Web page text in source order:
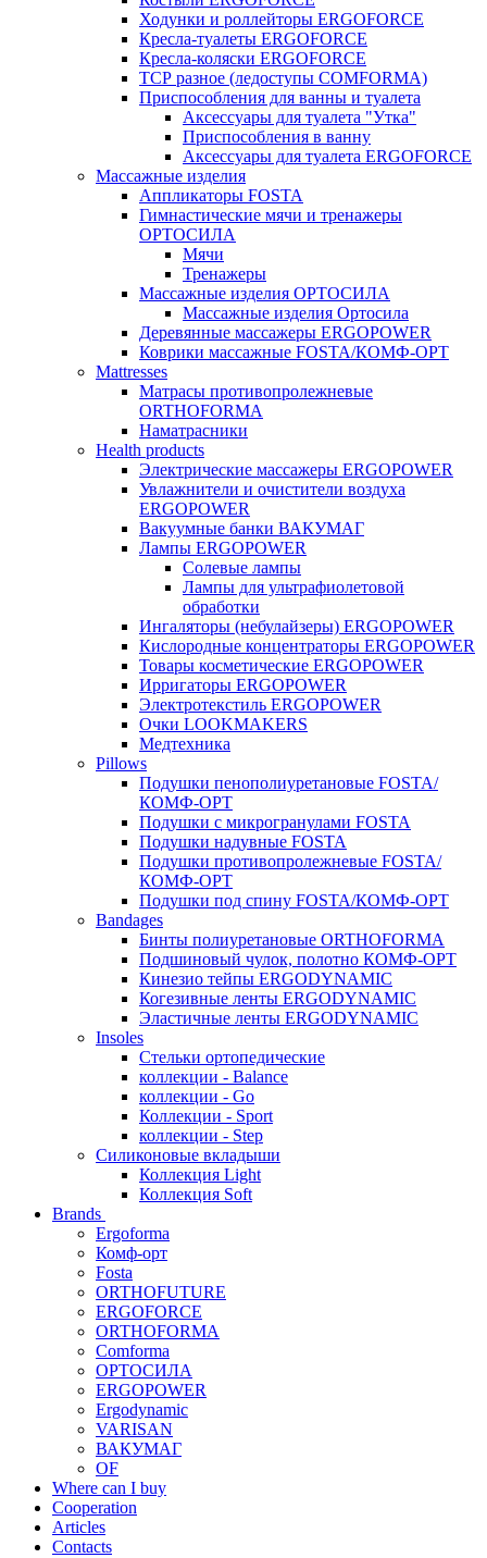
Ходунки и роллейторы ERGOFORCE
Кресла-туалеты ERGOFORCE
Кресла-коляски ERGOFORCE
ТСР разное (ледоступы COMFORMA)
Приспособления для ванны и туалета
Аксессуары для туалета "Утка"
Приспособления в ванну
Аксессуары для туалета ERGOFORCE
Массажные изделия
Аппликаторы FOSTA
Гимнастические мячи и тренажеры
ОРТОСИЛА
Мячи
Тренажеры
Массажные изделия ОРТОСИЛА
Массажные изделия Ортосила
Деревянные массажеры ERGOPOWER
Коврики массажные FOSTA/КОМФ-ОРТ
Мattresses
Матрасы противопролежневые
ORTHOFORMA
Наматрасники
Health products
Электрические массажеры ERGOPOWER
Увлажнители и очистители воздуха
ERGOPOWER
Вакуумные банки ВАКУМАГ
Лампы ERGOPOWER
Солевые лампы
Лампы для ультрафиолетовой
обработки
Ингаляторы (небулайзеры) ERGOPOWER
Кислородные концентраторы ERGOPOWER
Товары косметические ERGOPOWER
Ирригаторы ERGOPOWER
Электротекстиль ERGOPOWER
Очки LOOKMAKERS
Медтехника
Pillows
Подушки пенополиуретановые FOSTA/
КОМФ-ОРТ
Подушки с микрогранулами FOSTA
Подушки надувные FOSTA
Подушки противопролежневые FOSTA/
КОМФ-ОРТ
Подушки под спину FOSTA/КОМФ-ОРТ
Bandages
Бинты полиуретановые ORTHOFORMA
Подшиновый чулок, полотно КОМФ-ОРТ
Кинезио тейпы ERGODYNAMIC
Когезивные ленты ERGODYNAMIC
Эластичные ленты ERGODYNAMIC
Insoles
Стельки ортопедические
коллекции - Balance
коллекции - Go
Коллекции - Sport
коллекции - Step
Силиконовые вкладыши
Коллекция Light
Коллекция Soft
Brands
Ergoforma
Комф-орт
Fosta
ORTHOFUTURE
ERGOFORCE
ORTHOFORMA
Comforma
ОРТОСИЛА
ERGOPOWER
Ergodynamic
VARISAN
ВАКУМАГ
OF
Where can I buy
Cooperation
Articles
Contacts